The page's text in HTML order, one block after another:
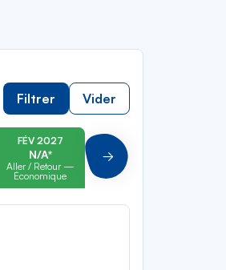
Filtrer Vider
FÉV 2027
N/A*
Aller / Retour —
Économique
Aller / Retour —
Suivant